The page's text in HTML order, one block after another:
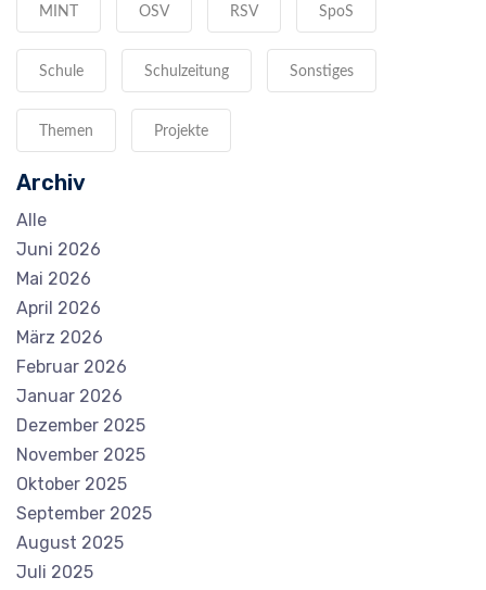
MINT OSV RSV SpoS
Schule Schulzeitung Sonstiges
Themen Projekte
Archiv
Alle
Juni 2026
Mai 2026
April 2026
März 2026
Februar 2026
Januar 2026
Dezember 2025
November 2025
Oktober 2025
September 2025
August 2025
Juli 2025